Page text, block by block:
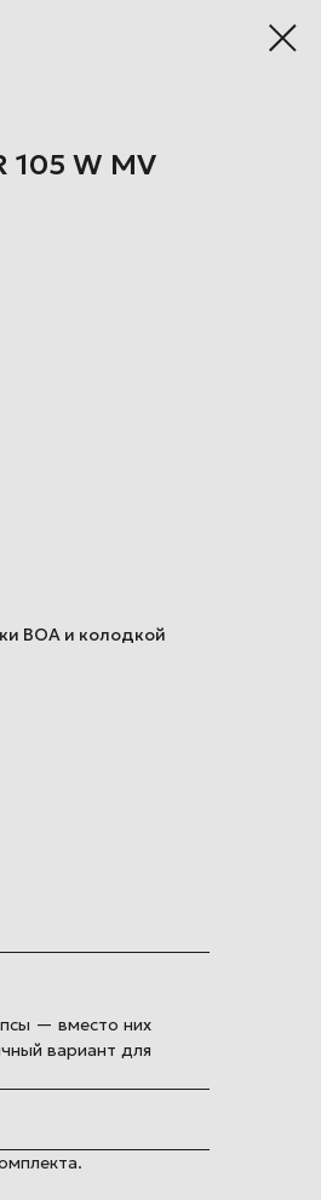
W MV
BOA и колодкой
— вместо них
вариант для